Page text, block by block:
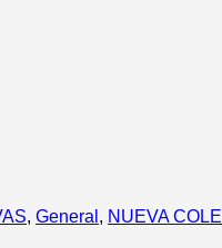
, General , NUEVA